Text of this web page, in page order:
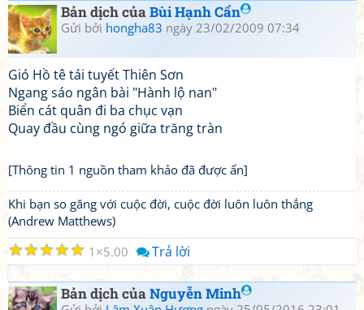
Bản dịch củaBùi Hạnh Cẩn
Gửi bởi hongha83 ngày 23/02/2009 07:34
Gió Hồ tê tái tuyết Thiên Sơn
Ngang sáo ngân bài "Hành lộ nan"
Biển cát quân đi ba chục vạn
Quay đầu cùng ngó giữa trăng tràn
[Thông tin 1 nguồn tham khảo đã được ẩn]
Khi bạn so găng với cuộc đời, cuộc đời luôn luôn thắng
(Andrew Matthews)
☆
☆
☆
☆
☆ 1 5.00 Trả lời
Bản dịch củaNguyễn Minh